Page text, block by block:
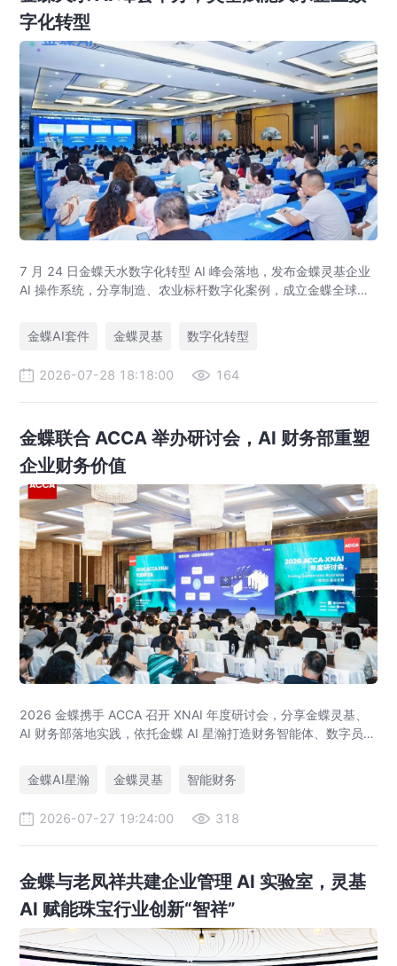
字化转型
7 月 24 日金蝶天水数字化转型 AI 峰会落地，发布金蝶灵基企业
AI 操作系统，分享制造、农业标杆数字化案例，成立金蝶全球创
金蝶AI套件
金蝶灵基 数字化转型
2026-07-28 18:18:00 164
金蝶联合 ACCA 举办研讨会，AI 财务部重塑
企业财务价值
2026 金蝶携手 ACCA 召开 XNAI 年度研讨会，分享金蝶灵基、
AI 财务部落地实践，依托金蝶 AI 星瀚打造财务智能体、数字员
金蝶AI星瀚
金蝶灵基 智能财务
2026-07-27 19:24:00 318
金蝶与老凤祥共建企业管理 AI 实验室，灵基
AI 赋能珠宝行业创新“智祥”